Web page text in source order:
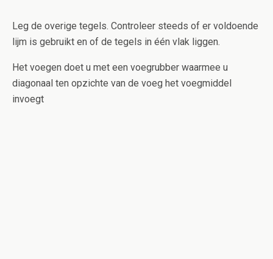
Leg de overige tegels. Controleer steeds of er voldoende
lijm is gebruikt en of de tegels in één vlak liggen.
Het voegen doet u met een voegrubber waarmee u
diagonaal ten opzichte van de voeg het voegmiddel
invoegt